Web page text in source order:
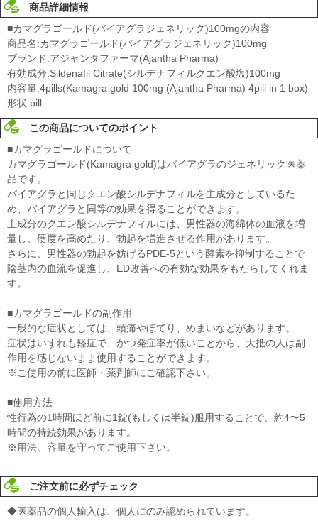
商品詳細情報
■カマグラゴールド(バイアグラジェネリック)100mgの内容
商品名:カマグラゴールド(バイアグラジェネリック)100mg
ブランド:アジャンタファーマ(Ajantha Pharma)
有効成分:Sildenafil Citrate(シルデナフィルクエン酸塩)100mg
内容量:4pills(Kamagra gold 100mg (Ajantha Pharma) 4pill in 1 box)
形状:pill
この商品についてのポイント
■カマグラゴールドについて
カマグラゴールド(Kamagra gold)はバイアグラのジェネリック医薬
品です。
バイアグラと同じクエン酸シルデナフィルを主成分としているた
め、バイアグラと同等の効果を得ることができます。
主成分のクエン酸シルデナフィルには、男性器の海綿体の血液を増
量し、硬度を高めたり、勃起を増進させる作用があります。
さらに、男性器の勃起を妨げるPDE-5という酵素を抑制することで
陰茎内の血流を促進し、ED改善への有効な効果をもたらしてくれま
す。
■カマグラゴールドの副作用
一般的な症状としては、頭痛やほてり、めまいなどがあります。
症状はいずれも軽症で、かつ発症率が低いことから、大抵の人は副
作用を感じないまま使用することができます。
※ご使用の前に医師・薬剤師にご確認下さい。
■使用方法
性行為の1時間ほど前に1錠(もしくは半錠)服用することで、約4〜5
時間の持続効果があります。
※用法、容量を守ってご使用下さい。
ご注文前に必ずチェック
◆医薬品の個人輸入は、個人にのみ認められています。